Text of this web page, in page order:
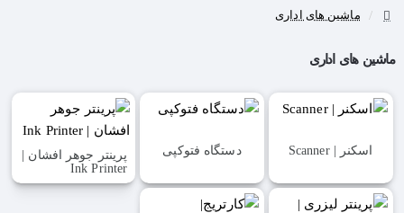
ماشین های اداری
ماشین های اداری
اسکنر | Scanner دستگاه فتوکپی
پرینتر جوهر افشان |
Ink Printer